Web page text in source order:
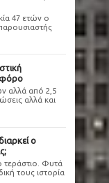
47 ετών ο
αλλά από 2,5
αλλά και
ο
τεράστιο. Φυτά
τους ιστορία